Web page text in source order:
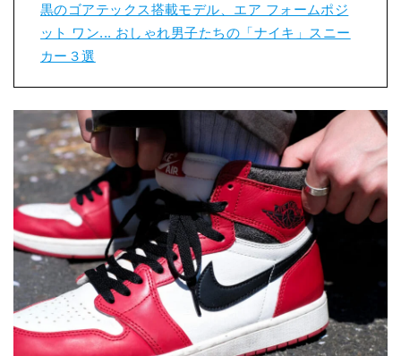
黒のゴアテックス搭載モデル、エア フォームポジ
ット ワン... おしゃれ男子たちの「ナイキ」スニー
カー３選